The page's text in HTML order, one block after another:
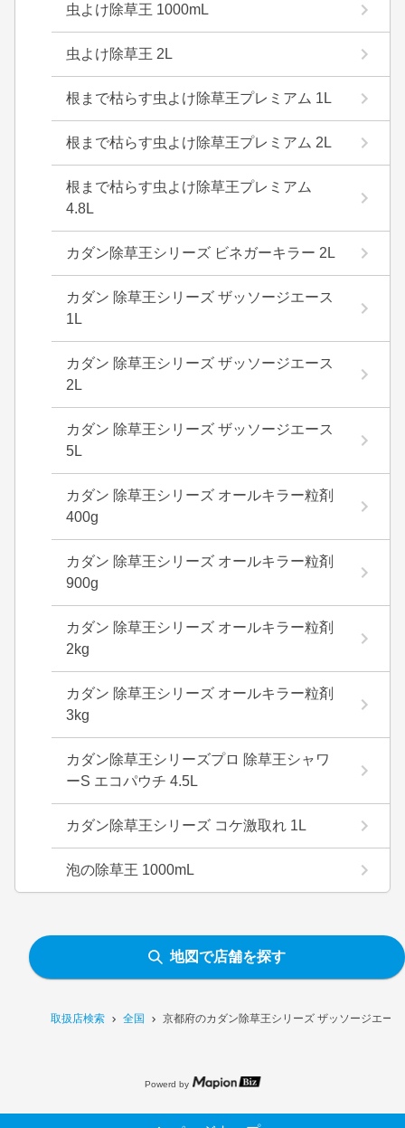
取扱店検索 全国 京都府のカダン除草王シリーズ ザッソージエー
虫よけ除草王 1000mL
虫よけ除草王 2L
根まで枯らす虫よけ除草王プレミアム 1L
根まで枯らす虫よけ除草王プレミアム 2L
根まで枯らす虫よけ除草王プレミアム
4.8L
カダン除草王シリーズ ビネガーキラー 2L
カダン 除草王シリーズ ザッソージエース
1L
カダン 除草王シリーズ ザッソージエース
2L
カダン 除草王シリーズ ザッソージエース
5L
カダン 除草王シリーズ オールキラー粒剤
400g
カダン 除草王シリーズ オールキラー粒剤
900g
カダン 除草王シリーズ オールキラー粒剤
2kg
カダン 除草王シリーズ オールキラー粒剤
3kg
カダン除草王シリーズプロ 除草王シャワ
ーS エコパウチ 4.5L
カダン除草王シリーズ コケ激取れ 1L
泡の除草王 1000mL
地図で店舗を探す
Powerd by